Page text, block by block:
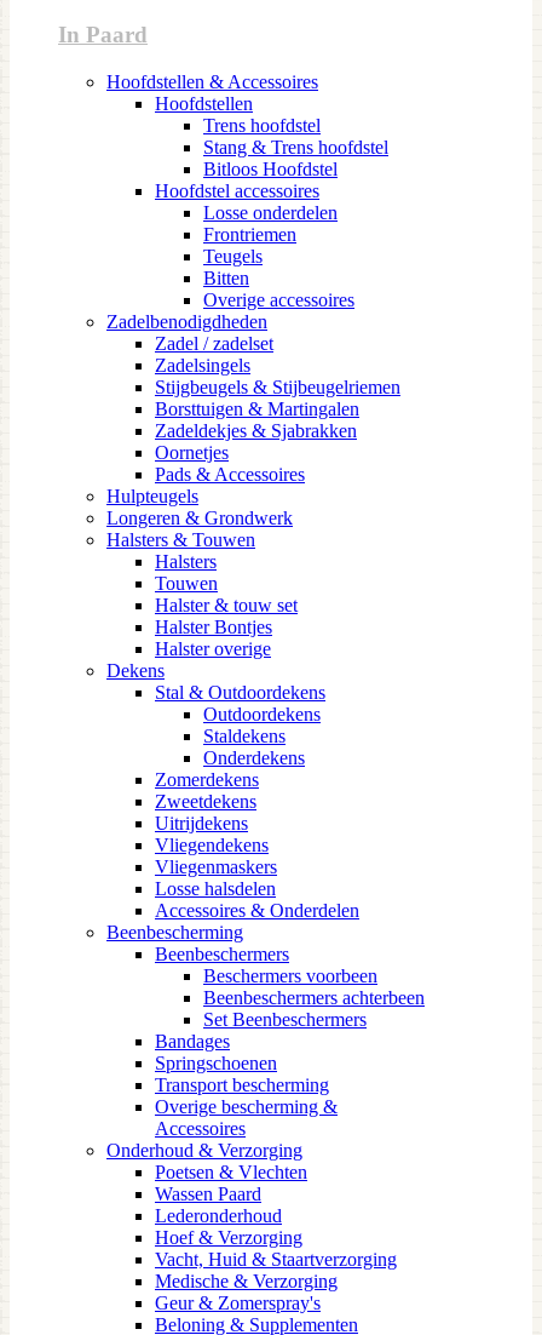
In Paard
Hoofdstellen & Accessoires
Hoofdstellen
Trens hoofdstel
Stang & Trens hoofdstel
Bitloos Hoofdstel
Hoofdstel accessoires
Losse onderdelen
Frontriemen
Teugels
Bitten
Overige accessoires
Zadelbenodigdheden
Zadel / zadelset
Zadelsingels
Stijgbeugels & Stijbeugelriemen
Borsttuigen & Martingalen
Zadeldekjes & Sjabrakken
Oornetjes
Pads & Accessoires
Hulpteugels
Longeren & Grondwerk
Halsters & Touwen
Halsters
Touwen
Halster & touw set
Halster Bontjes
Halster overige
Dekens
Stal & Outdoordekens
Outdoordekens
Staldekens
Onderdekens
Zomerdekens
Zweetdekens
Uitrijdekens
Vliegendekens
Vliegenmaskers
Losse halsdelen
Accessoires & Onderdelen
Beenbescherming
Beenbeschermers
Beschermers voorbeen
Beenbeschermers achterbeen
Set Beenbeschermers
Bandages
Springschoenen
Transport bescherming
Overige bescherming &
Accessoires
Onderhoud & Verzorging
Poetsen & Vlechten
Wassen Paard
Lederonderhoud
Hoef & Verzorging
Vacht, Huid & Staartverzorging
Medische & Verzorging
Geur & Zomerspray's
Beloning & Supplementen